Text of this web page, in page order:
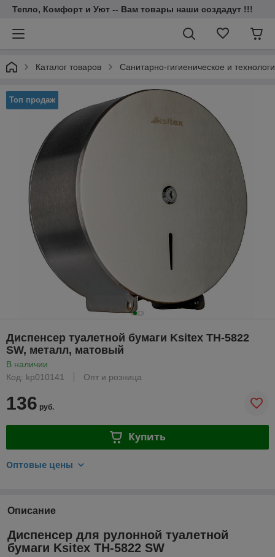
Тепло, Комфорт и Уют -- Вам товары наши создадут !!!
Каталог товаров Санитарно-гигиеническое и
Топ продаж
Диспенсер туалетной бумаги Ksitex TН-5822
SW, металл, матовый
В наличии
Код: kp010141
Опт и розница
136 руб.
Купить
Оптовые цены
Описание
Диспенсер для рулонной туалетной
бумаги Ksitex TH-5822 SW